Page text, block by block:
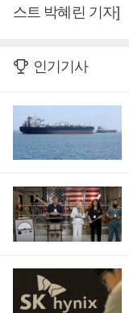
스트 박혜린 기자]
인기기사